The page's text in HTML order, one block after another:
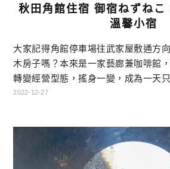
秋田角館住宿 御宿ねずねこ
溫馨小宿
大家記得角館停車場往武家屋敷通方
木房子嗎？本來是一家藝廊兼咖啡館
轉變經營型態，搖身一變，成為一天
住宿了。因為老闆夫婦修築老屋時，實
很開心終於有機會去住一晚！ 御宿ね
こ 預訂網站連結 秋田県仙 […]…
2022-12-27